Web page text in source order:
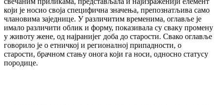
који је носио своја специфична значења, препознатљива само
члановима заједнице. У различитим временима, оглавље је
имало различити облик и форму, показивала су сваку промену
у животу жене, од најранијег доба до старости. Свако оглавље
говорило је о етничкој и регионалној припадности, о
старости, брачном стању онога који га носи, односно статусу
породице.